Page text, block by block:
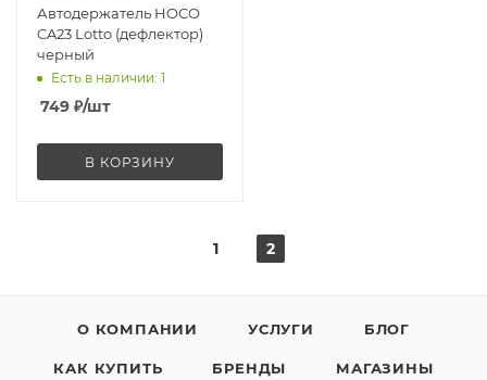
Автодержатель HOCO
CA23 Lotto (дефлектор)
черный
Есть в наличии: 1
749 ₽/шт
В КОРЗИНУ
1 2
О КОМПАНИИ УСЛУГИ БЛОГ
КАК КУПИТЬ БРЕНДЫ МАГАЗИНЫ